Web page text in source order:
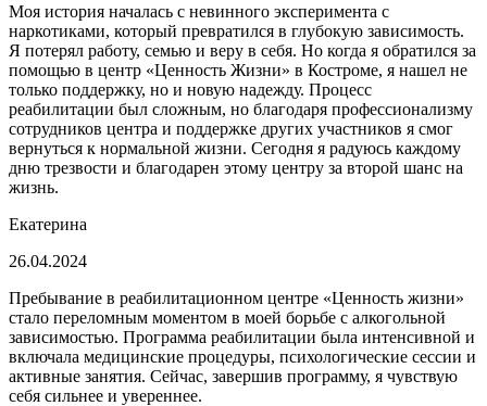
Моя история началась с невинного эксперимента с
наркотиками, который превратился в глубокую зависимость.
Я потерял работу, семью и веру в себя. Но когда я обратился за
помощью в центр «Ценность Жизни» в Костроме, я нашел не
только поддержку, но и новую надежду. Процесс
реабилитации был сложным, но благодаря профессионализму
сотрудников центра и поддержке других участников я смог
вернуться к нормальной жизни. Сегодня я радуюсь каждому
дню трезвости и благодарен этому центру за второй шанс на
жизнь.
Екатерина
26.04.2024
Пребывание в реабилитационном центре «Ценность жизни»
стало переломным моментом в моей борьбе с алкогольной
зависимостью. Программа реабилитации была интенсивной и
включала медицинские процедуры, психологические сессии и
активные занятия. Сейчас, завершив программу, я чувствую
себя сильнее и увереннее.